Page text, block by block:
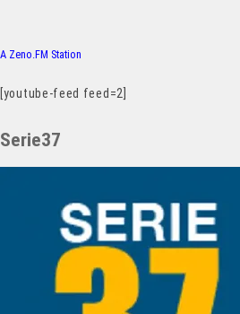
A Zeno.FM Station
[youtube-feed feed=2]
Serie37